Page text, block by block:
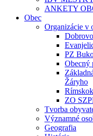
ANKETY
Obec
Organizácie v
PZ
Obecný
Žáryho
ZO
Tvorba
Významné
Geografia